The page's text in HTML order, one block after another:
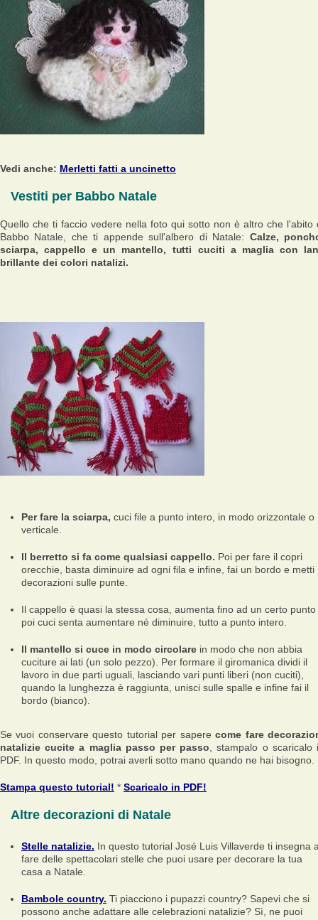
Vedi anche: Merletti fatti a uncinetto
Vestiti per Babbo Natale
Quello che ti faccio vedere nella foto qui sotto non è altro che l'abito
Babbo Natale, che ti appende sull'albero di Natale: Calze,
sciarpa, cappello e un mantello, tutti cuciti a maglia con
brillante dei colori natalizi.
Per fare la sciarpa, cuci file a punto intero, in modo orizzontale o
verticale.
Il berretto si fa come qualsiasi cappello. Poi per fare il copri
orecchie, basta diminuire ad ogni fila e infine, fai un bordo e metti
decorazioni sulle punte.
Il cappello è quasi la stessa cosa, aumenta fino ad un certo punto
poi cuci senta aumentare né diminuire, tutto a punto intero.
Il mantello si cuce in modo circolare in modo che non abbia
cuciture ai lati (un solo pezzo). Per formare il giromanica dividi il
lavoro in due parti uguali, lasciando vari punti liberi (non cuciti),
quando la lunghezza è raggiunta, unisci sulle spalle e infine fai il
bordo (bianco).
Se vuoi conservare questo tutorial per saperecome fare
natalizie cucite a maglia passo per passo , stampalo o scaricalo
PDF. In questo modo, potrai averli sotto mano quando ne hai bisogno.
Stampa questo tutorial! * Scaricalo in PDF!
Altre decorazioni di Natale
Stelle natalizie. In questo tutorial José Luis Villaverde ti insegna
fare delle spettacolari stelle che puoi usare per decorare la tua
casa a Natale.
Bambole country. Ti piacciono i pupazzi country? Sapevi che si
possono anche adattare alle celebrazioni natalizie? Sì, ne puoi